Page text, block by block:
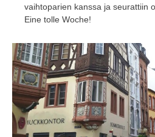
vaihtoparien kanssa ja seurattiin
Eine tolle Woche!